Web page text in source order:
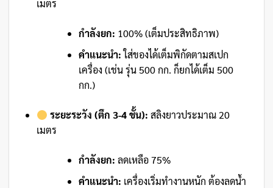
เมตร
กำลังยก: 100% (เต็มประสิทธิภาพ)
คำแนะนำ:ใส่ของได้เต็มพิกัดตามสเปก
เครื่อง (เช่น รุ่น 500 กก. ก็ยกได้เต็ม 500
กก.)
ระยะระวัง (ตึก 3-4 ชั้น): สลิงยาวประมาณ 20
เมตร
กำลังยก: ลดเหลือ 75%
คำแนะนำ: เครื่องเริ่มทำงานหนัก ต้องลดน้ำ